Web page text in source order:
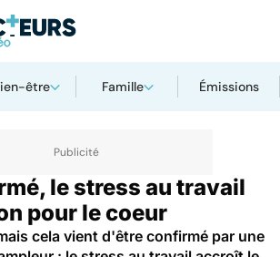
être Famille Émissions
Maladies cardiaques
le stress au travail
pour le coeur
cela vient d'être confirmé par une